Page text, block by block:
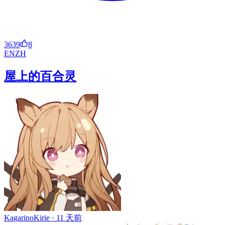
3639
8
ENZH
屋上的百合灵
KagarinoKirie · 11 天前